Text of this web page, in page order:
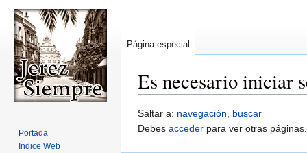
Es necesario iniciar
Saltar a: navegación, buscar
Debes acceder para ver otras páginas.
Página especial
Portada
Indice Web